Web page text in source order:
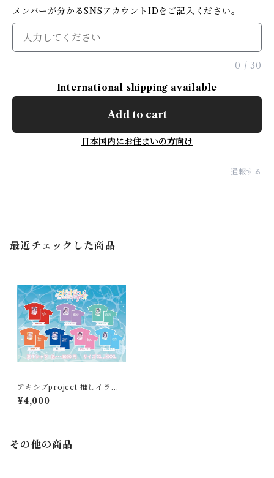
メンバーが分かるSNSアカウントIDをご記入ください。
0 / 30
International shipping available
Add to cart
日本国内にお住まいの方向け
通報する
最近チェックした商品
アキシブproject 推しイラス
トT 葵ふう
¥4,000
その他の商品